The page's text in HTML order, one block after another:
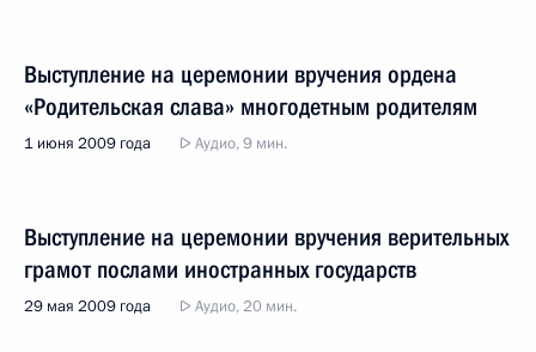
Выступление на церемонии вручения ордена
«Родительская слава» многодетным родителям
1 июня 2009 года Аудио, 9 мин.
Выступление на церемонии вручения верительных
грамот послами иностранных государств
29 мая 2009 года Аудио, 20 мин.